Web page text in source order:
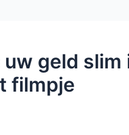
geld
filmpje